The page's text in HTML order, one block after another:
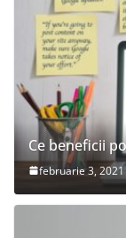
Ce beneficii
februarie 3, 2021